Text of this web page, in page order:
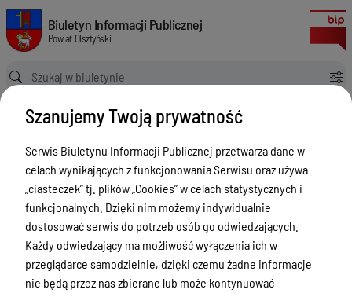
Zgłoszenia budowy 2024
Biuletyn Informacji Publicznej Powiat Olsztyński
Biuletyn Informacji Publicznej
Powiat Olsztyński
Ścieżka powrotu
Strona główna Rejestry budowlane Zgłoszenia budowy 2024
Rejestry budowlane
Menu Przedmiotowe
Kontakt i telefony w urzędzie
Ogłoszenia
Powiat Olsztyński
Rada Powiatu
Szanujemy Twoją prywatność
Serwis Biuletynu Informacji Publicznej przetwarza dane w
celach wynikających z funkcjonowania Serwisu oraz używa
„ciasteczek” tj. plików „Cookies” w celach statystycznych i
funkcjonalnych. Dzięki nim możemy indywidualnie
dostosować serwis do potrzeb osób go odwiedzających.
Każdy odwiedzający ma możliwość wyłączenia ich w
przeglądarce samodzielnie, dzięki czemu żadne informacje
nie będą przez nas zbierane lub może kontynuować